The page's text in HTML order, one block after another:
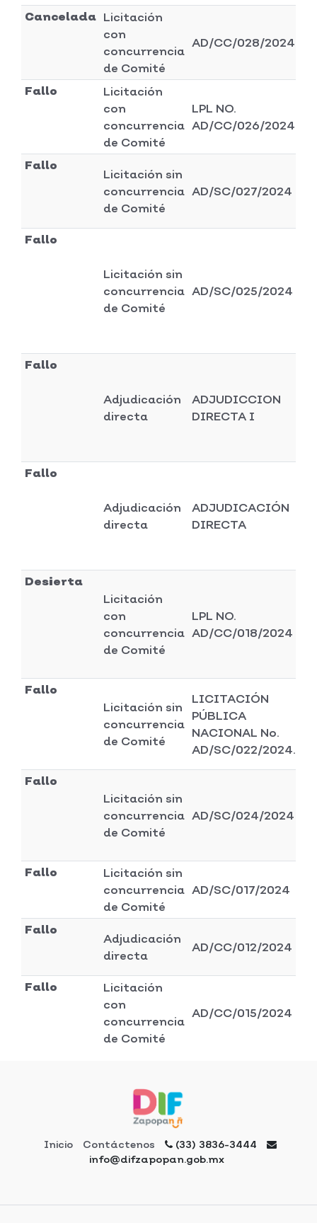
Cancelada Licitación
con
concurrencia
de Comité
AD/CC/028/2024
Fallo
Licitación
con
concurrencia
de Comité
LPL NO.
AD/CC/026/2024
Fallo
Licitación sin
concurrencia
de Comité
AD/SC/027/2024
Fallo
Licitación sin
concurrencia
de Comité
AD/SC/025/2024
Fallo
Adjudicación
directa
ADJUDICCION
DIRECTA I
Fallo
Adjudicación
directa
ADJUDICACIÓN
DIRECTA
Desierta
Licitación
con
concurrencia
de Comité
LPL NO.
AD/CC/018/2024
Fallo
Licitación sin
concurrencia
de Comité
LICITACIÓN
PÚBLICA
NACIONAL No.
AD/SC/022/2024.
Fallo
Licitación sin
concurrencia
de Comité
AD/SC/024/2024
Fallo
Licitación sin
concurrencia
de Comité
AD/SC/017/2024
Fallo
Adjudicación
directa
AD/CC/012/2024
Fallo
Licitación
con
concurrencia
de Comité
AD/CC/015/2024
Inicio Contáctenos
(33) 3836-3444
info@difzapopan.gob.mx